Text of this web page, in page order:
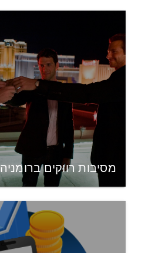
מסיבות רווקים ברומניה